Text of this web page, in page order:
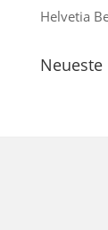
Helvetia